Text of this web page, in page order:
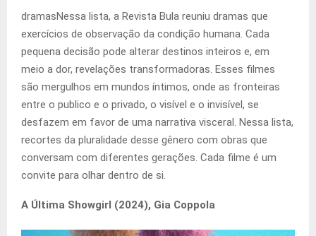
dramasNessa lista, a Revista Bula reuniu dramas que
exercícios de observação da condição humana. Cada
pequena decisão pode alterar destinos inteiros e, em
meio a dor, revelações transformadoras. Esses filmes
são mergulhos em mundos íntimos, onde as fronteiras
entre o publico e o privado, o visível e o invisível, se
desfazem em favor de uma narrativa visceral. Nessa lista,
recortes da pluralidade desse gênero com obras que
conversam com diferentes gerações. Cada filme é um
convite para olhar dentro de si.
A Última Showgirl (2024), Gia Coppola